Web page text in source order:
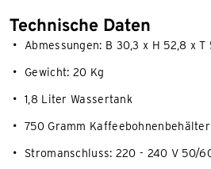
Technische Daten
Abmessungen: B 30,3 x H 52,8 x T
Gewicht: 20 Kg
1,8 Liter Wassertank
750 Gramm Kaffeebohnenbehälter
Stromanschluss: 220 - 240 V 50/